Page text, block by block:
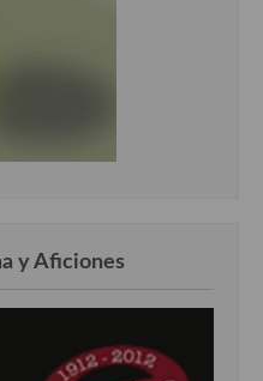
y Aficiones